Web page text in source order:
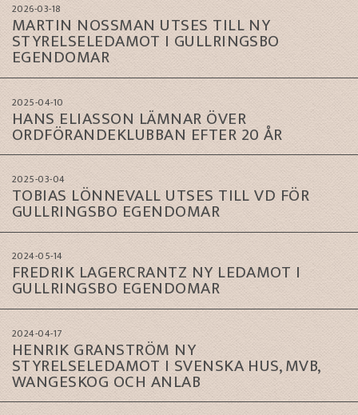
2026-03-18
MARTIN NOSSMAN UTSES TILL NY
STYRELSELEDAMOT I GULLRINGSBO
EGENDOMAR
2025-04-10
HANS ELIASSON LÄMNAR ÖVER
ORDFÖRANDEKLUBBAN EFTER 20 ÅR
2025-03-04
TOBIAS LÖNNEVALL UTSES TILL VD FÖR
GULLRINGSBO EGENDOMAR
2024-05-14
FREDRIK LAGERCRANTZ NY LEDAMOT I
GULLRINGSBO EGENDOMAR
2024-04-17
HENRIK GRANSTRÖM NY
STYRELSELEDAMOT I SVENSKA HUS, MVB,
WANGESKOG OCH ANLAB